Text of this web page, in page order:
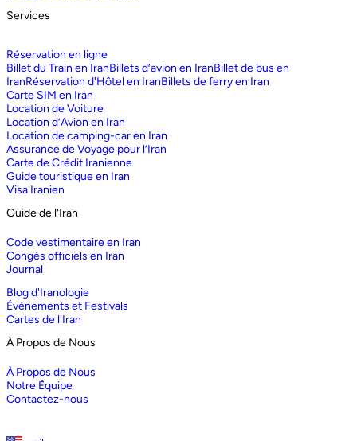
Services
Réservation en ligne
Billet du Train en IranBillets d’avion en IranBillet de bus en
IranRéservation d'Hôtel en IranBillets de ferry en Iran
Carte SIM en Iran
Location de Voiture
Location d’Avion en Iran
Location de camping-car en Iran
Assurance de Voyage pour l’Iran
Carte de Crédit Iranienne
Guide touristique en Iran
Visa Iranien
Guide de l'Iran
Code vestimentaire en Iran
Congés officiels en Iran
Journal
Blog d'Iranologie
Événements et Festivals
Cartes de l'Iran
À Propos de Nous
À Propos de Nous
Notre Équipe
Contactez-nous